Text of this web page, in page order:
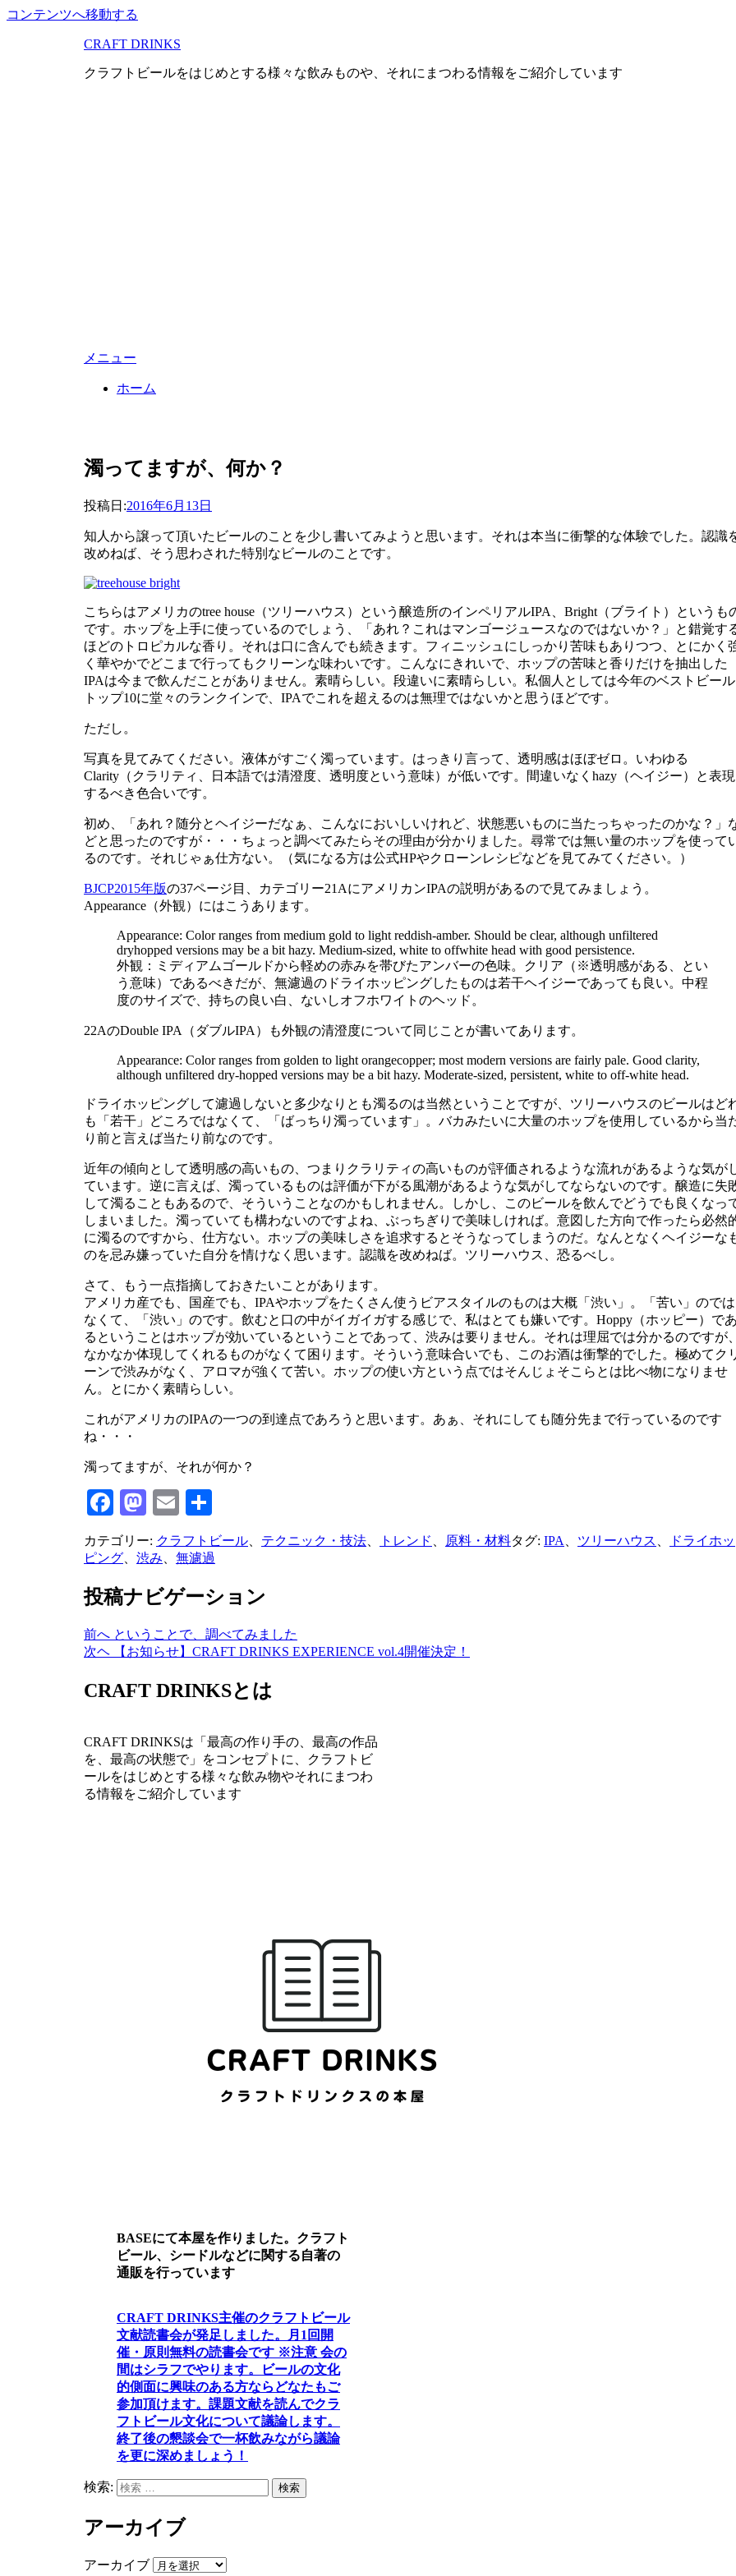
コンテンツへ移動する
CRAFT DRINKS
クラフトビールをはじめとする様々な飲みものや、それにまつわる情報をご紹介しています
メニュー
ホーム
濁ってますが、何か？
投稿者master
投稿日:2016年6月13日
知人から譲って頂いたビールのことを少し書いてみようと思います。それは本当に衝撃的な体験でした。認識
改めねば、そう思わされた特別なビールのことです。
こちらはアメリカのtree house（ツリーハウス）という醸造所のインペリアルIPA、Bright（ブライト）というも
です。ホップを上手に使っているのでしょう、「あれ？これはマンゴージュースなのではないか？」と錯覚す
ほどのトロピカルな香り。それは口に含んでも続きます。フィニッシュにしっかり苦味もありつつ、とにかく
く華やかでどこまで行ってもクリーンな味わいです。こんなにきれいで、ホップの苦味と香りだけを抽出した
IPAは今まで飲んだことがありません。素晴らしい。段違いに素晴らしい。私個人としては今年のベストビール
トップ10に堂々のランクインで、IPAでこれを超えるのは無理ではないかと思うほどです。
ただし。
写真を見てみてください。液体がすごく濁っています。はっきり言って、透明感はほぼゼロ。いわゆる
Clarity（クラリティ、日本語では清澄度、透明度という意味）が低いです。間違いなくhazy（ヘイジー）と表現
するべき色合いです。
初め、「あれ？随分とヘイジーだなぁ、こんなにおいしいけれど、状態悪いものに当たっちゃったのかな？」
どと思ったのですが・・・ちょっと調べてみたらその理由が分かりました。尋常では無い量のホップを使って
るのです。それじゃぁ仕方ない。（気になる方は公式HPやクローンレシピなどを見てみてください。）
BJCP2015年版の37ページ目、カテゴリー21AにアメリカンIPAの説明があるので見てみましょう。
Appearance（外観）にはこうあります。
Appearance: Color ranges from medium gold to light reddish-amber. Should be clear, although unfiltered
dryhopped versions may be a bit hazy. Medium-sized, white to offwhite head with good persistence.
外観：ミディアムゴールドから軽めの赤みを帯びたアンバーの色味。クリア（※透明感がある、とい
う意味）であるべきだが、無濾過のドライホッピングしたものは若干ヘイジーであっても良い。中程
度のサイズで、持ちの良い白、ないしオフホワイトのヘッド。
22AのDouble IPA（ダブルIPA）も外観の清澄度について同じことが書いてあります。
Appearance: Color ranges from golden to light orangecopper; most modern versions are fairly pale. Good clarity,
although unfiltered dry-hopped versions may be a bit hazy. Moderate-sized, persistent, white to off-white head.
ドライホッピングして濾過しないと多少なりとも濁るのは当然ということですが、ツリーハウスのビールはど
も「若干」どころではなくて、「ばっちり濁っています」。バカみたいに大量のホップを使用しているから当
り前と言えば当たり前なのです。
近年の傾向として透明感の高いもの、つまりクラリティの高いものが評価されるような流れがあるような気が
ています。逆に言えば、濁っているものは評価が下がる風潮があるような気がしてならないのです。醸造に失
して濁ることもあるので、そういうことなのかもしれません。しかし、このビールを飲んでどうでも良くなっ
しまいました。濁っていても構わないのですよね、ぶっちぎりで美味しければ。意図した方向で作ったら必然
に濁るのですから、仕方ない。ホップの美味しさを追求するとそうなってしまうのだ。なんとなくヘイジーな
のを忌み嫌っていた自分を情けなく思います。認識を改めねば。ツリーハウス、恐るべし。
さて、もう一点指摘しておきたいことがあります。
アメリカ産でも、国産でも、IPAやホップをたくさん使うビアスタイルのものは大概「渋い」。「苦い」のでは
なくて、「渋い」のです。飲むと口の中がイガイガする感じで、私はとても嫌いです。Hoppy（ホッピー）であ
るということはホップが効いているということであって、渋みは要りません。それは理屈では分かるのですが、
なかなか体現してくれるものがなくて困ります。そういう意味合いでも、このお酒は衝撃的でした。極めてク
ーンで渋みがなく、アロマが強くて苦い。ホップの使い方という点ではそんじょそこらとは比べ物になりませ
ん。とにかく素晴らしい。
これがアメリカのIPAの一つの到達点であろうと思います。あぁ、それにしても随分先まで行っているのです
ね・・・
濁ってますが、それが何か？
Facebook
Mastodon
Email
有
カテゴリー: クラフトビール テクニック・技法 トレンド 原料・材料タグ: IPA ツリーハウス
ドライホッ
ピング
渋み 無濾過
投稿ナビゲーション
前へ ということで、調べてみました
次ヘ
【お知らせ】CRAFT DRINKS EXPERIENCE vol.4開催決定！
CRAFT DRINKSとは
CRAFT DRINKSは「最高の作り手の、最高の作品
を、最高の状態で」をコンセプトに、クラフトビ
ールをはじめとする様々な飲み物やそれにまつわ
る情報をご紹介しています
BASEにて本屋を作りました。クラフト
ビール、シードルなどに関する自著の
通販を行っています
CRAFT DRINKS主催のクラフトビール
文献読書会が発足しました。
月1回開
催・原則無料の読書会です ※注意 会の
間はシラフでやります。
ビールの文化
的側面に興味のある方ならどなたもご
参加頂けます。 課題文献を読んでクラ
フトビール文化について議論します。
終了後の懇談会で一杯飲みながら議論
を更に深めましょう！
検索: 検索
アーカイブ
アーカイブ